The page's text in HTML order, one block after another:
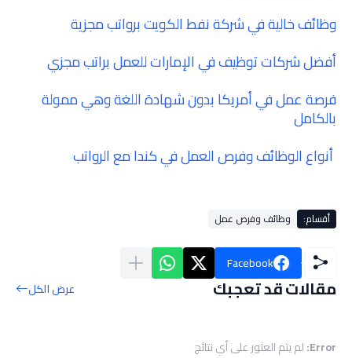
وظائف خالية في شركة نفط الكويت برواتب مجزية
أفضل شركات توظيف في الإمارات للعمل براتب مجزي
فرصة عمل في أمريكا بدون شهادة اللغة وهي ممولة
بالكامل
أنواع الوظائف وفرص العمل في كندا مع الرواتب
أقسام: وظائف وفرص عمل
Facebook
مقالات قد تعجبك عرض الكل
Error: لم يتم العثور على أي نتائج